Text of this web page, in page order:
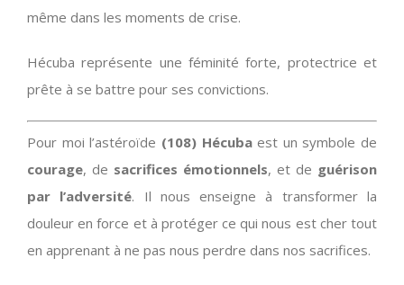
même dans les moments de crise.
Hécuba représente une féminité forte, protectrice et
prête à se battre pour ses convictions.
Pour moi l’astéroïde (108) Hécubaest un symbole de
courage, de sacrifices émotionnels, et de guérison
par l’adversité. Il nous enseigne à transformer la
douleur en force et à protéger ce qui nous est cher tout
en apprenant à ne pas nous perdre dans nos sacrifices.